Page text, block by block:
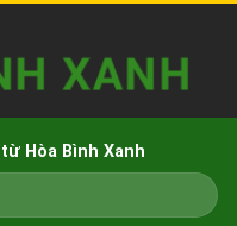
Hòa Bình Xanh